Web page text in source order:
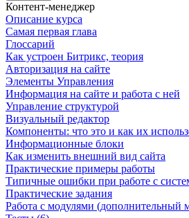
Контент-менеджер
Описание курса
Самая первая глава
Глоссарий
Как устроен Битрикс, теория
Авторизация на сайте
Элементы Управления
Информация на сайте и работа с ней
Управление структурой
Визуальный редактор
Компоненты: что это и как их
Информационные блоки
Как изменить внешний вид сайта
Практические примеры работы
Типичные ошибки при работе с
Практические задания
Работа с модулями (дополнительный